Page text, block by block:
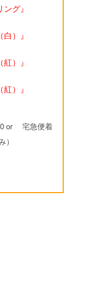
グ』
）』
）』
）』
or 宅急便着